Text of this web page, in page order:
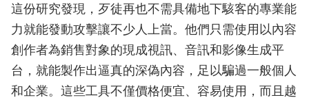
這份研究發現，歹徒再也不需具備地下駭客的專業能
力就能發動攻擊讓不少人上當。他們只需使用以內容
創作者為銷售對象的現成視訊、音訊和影像生成平
台，就能製作出逼真的深偽內容，足以騙過一般個人
和企業。這些工具不僅價格便宜、容易使用，而且越